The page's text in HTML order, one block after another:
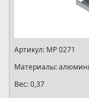
Артикул: MP 0271
Материалы:
Вес:0,37